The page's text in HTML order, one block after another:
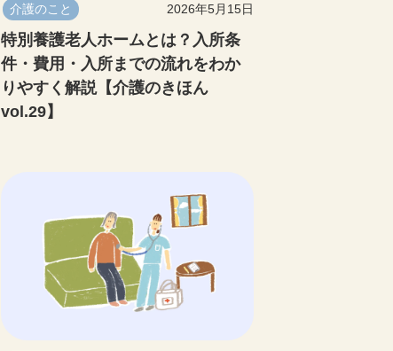
介護のこと 2026年5月15日
特別養護老人ホームとは？入所条
件・費用・入所までの流れをわか
りやすく解説【介護のきほん
vol.29】